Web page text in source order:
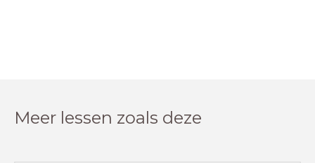
Meer lessen zoals deze